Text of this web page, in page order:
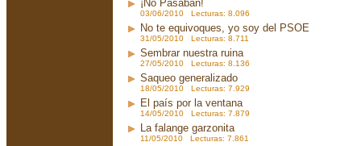
¡No Pasabán!
03/06/2010 Lecturas: 8.096
No te equivoques, yo soy del PSOE
31/05/2010 Lecturas: 8.711
Sembrar nuestra ruina
27/05/2010 Lecturas: 8.136
Saqueo generalizado
18/05/2010 Lecturas: 7.929
El país por la ventana
14/05/2010 Lecturas: 7.879
La falange garzonita
11/05/2010 Lecturas: 7.861